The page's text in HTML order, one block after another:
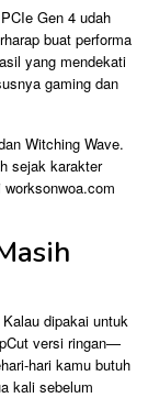
Gen 4 udah
buat performa
yang mendekati
gaming dan
Witching Wave.
sejak karakter
dipakai untuk
versi ringan—
hari kamu butuh
kali sebelum